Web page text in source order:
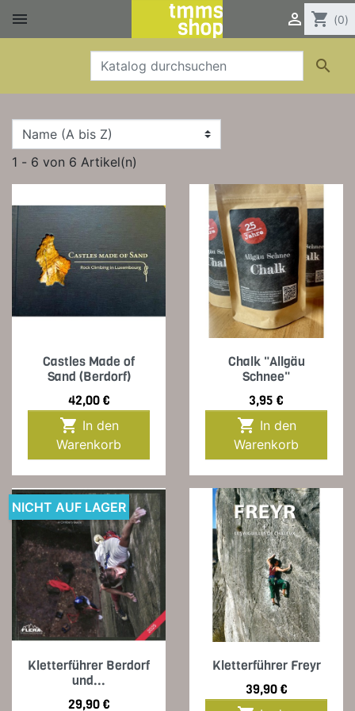
  shopping_cart (0)

1 - 6 von 6 Artikel(n)
Castles Made of
Sand (Berdorf)
Preis
42,00 €

Warenkorb
Chalk "Allgäu
Schnee"
Preis
3,95 €

Warenkorb
Kletterführer Berdorf
und...
Preis
29,90 €
NICHT AUF LAGER
Kletterführer Freyr
Preis
39,90 €